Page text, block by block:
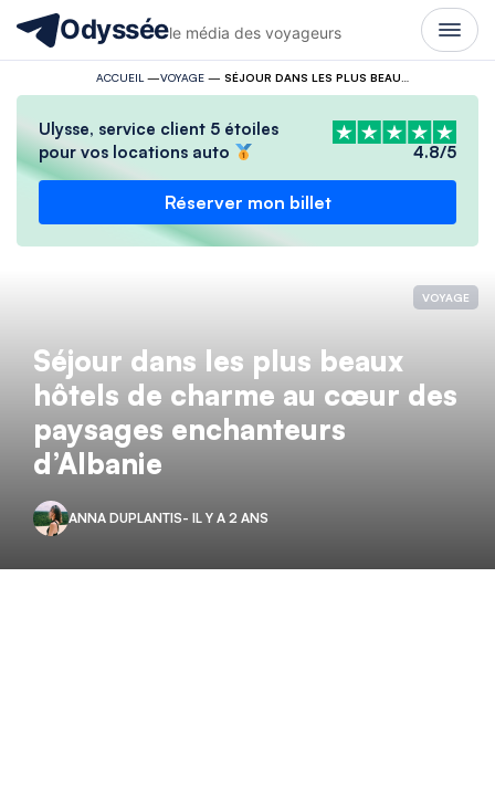
Odysséele média des voyageurs
ACCUEIL —VOYAGE—
Ulysse, service client 5 étoiles
pour vos locations auto
4.8/5
Réserver mon billet
VOYAGE
Séjour dans les plus beaux
hôtels de charme au cœur des
paysages enchanteurs
d’Albanie
ANNA DUPLANTIS- IL Y A 2 ANS